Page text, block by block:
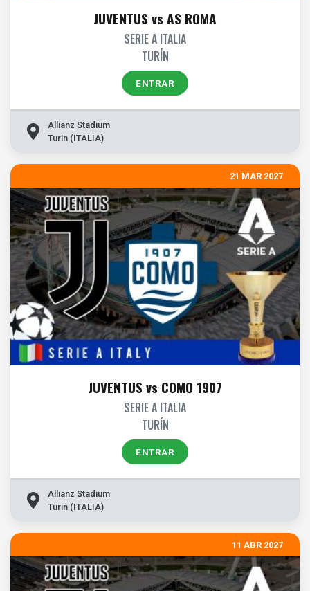
JUVENTUS vs AS ROMA
SERIE A ITALIA
TURÍN
ENTRAR
Allianz Stadium
Turin (ITALIA)
21 MAR 2027
JUVENTUS vs COMO 1907
SERIE A ITALIA
TURÍN
ENTRAR
Allianz Stadium
Turin (ITALIA)
11 ABR 2027